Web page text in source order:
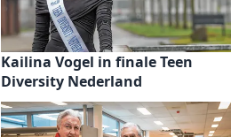
Kailina Vogel in finale Teen
Diversity Nederland